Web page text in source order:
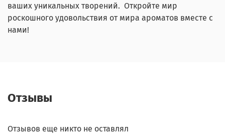
ваших уникальных творений. Откройте мир
роскошного удовольствия от мира ароматов вместе с
нами!
Отзывы
Отзывов еще никто не оставлял